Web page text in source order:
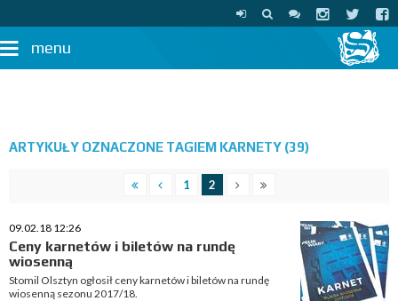
menu
ARTYKUŁY OZNACZONE TAGIEM KARNETY (39)
1 2
09.02.18 12:26
Ceny karnetów i biletów na rundę
wiosenną
Stomil Olsztyn ogłosił ceny karnetów i biletów na rundę
wiosenną sezonu 2017/18.